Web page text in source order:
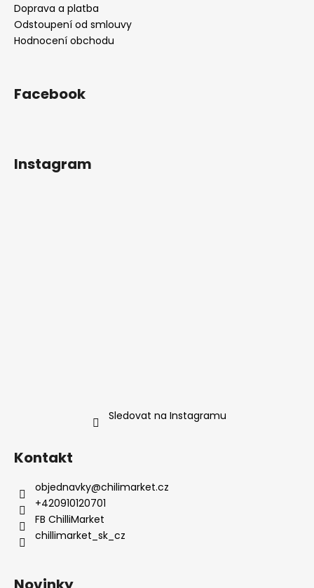
Doprava a platba
Odstoupení od smlouvy
Hodnocení obchodu
Facebook
Instagram
Sledovat na Instagramu
Kontakt
objednavky@chilimarket.cz
+420910120701
FB ChilliMarket
chillimarket_sk_cz